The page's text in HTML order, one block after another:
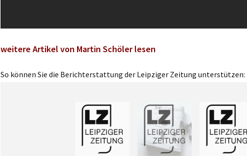
weitere Artikel von Martin Schöler lesen
So können Sie die Berichterstattung der Leipziger Zeitung unterstützen: